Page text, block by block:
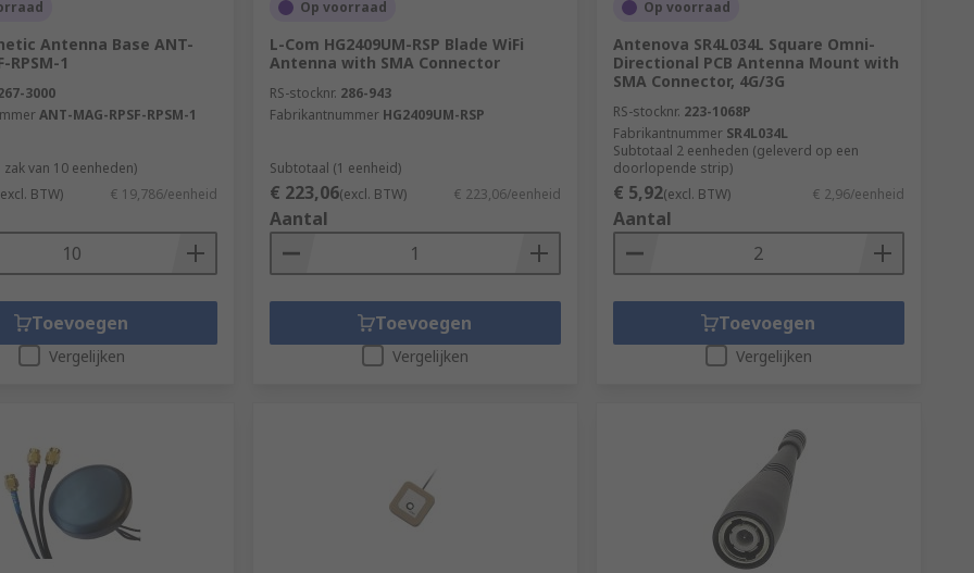
back to IT systems. Telemetry antennas are used along with transmitters and receivers in a wide
radio transmissions that are broadcast from devices including mobile phones, laptops and
signals and can give you better range and performance.
Antenna Base ANT-
RPSM-1
3000
ANT-MAG-RPSF-RPSM-1
van 10 eenheden)
BTW) € 19,786/eenheid
Toevoegen
Vergelijken
Op voorraad
L-Com HG2409UM-RSP Blade WiFi
Antenna with SMA Connector
RS-stocknr. 286-943
Fabrikantnummer HG2409UM-RSP
Subtotaal (1 eenheid)
€ 223,06(excl. BTW) € 223,06/eenheid
Aantal
Toevoegen
Vergelijken
Op voorraad
Antenova SR4L034L Square Omni-
Directional PCB Antenna Mount with
SMA Connector, 4G/3G
RS-stocknr. 223-1068P
Fabrikantnummer SR4L034L
Subtotaal 2 eenheden (geleverd op een
doorlopende strip)
€ 5,92(excl. BTW) € 2,96/eenheid
Aantal
Toevoegen
Vergelijken